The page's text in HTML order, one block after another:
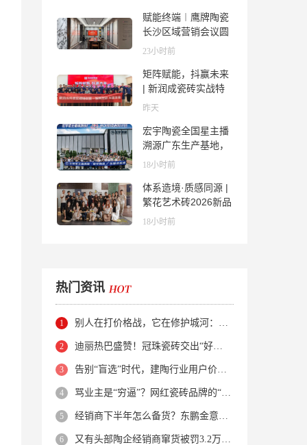
赋能终端︱鹰牌陶瓷
长沙区域营销会议圆
满举行，共探渠道拓
23小时前
矩阵赋能，抖赢未来
| 新润成瓷砖实战特
训营成功举办，吹响
号！
昨天
宏宇陶瓷全国星主播
溯源广东生产基地，
进阶ROI长效变现新
18小时前
体系造境·质感同源 |
繁花艺术砖2026新品
发布媒体见面会圆满
18小时前
热门资讯
别人在打价格战，它在修护城河：新明珠岩板的逆势密码
迪丽热巴盛赞！冠珠瓷砖交出“好房子”的标准答卷
告别“盲选”时代，建陶行业用户价值正在被改写！
骂业主是“穷逼”？网红瓷砖品牌的“真实面目”被揭开了！
经销商下半年怎么备货？东鹏金意陶马可波罗等10大品牌集体亮剑
又有头部陶企经销商窜货被罚3.2万！品牌区域保护岌岌可危？